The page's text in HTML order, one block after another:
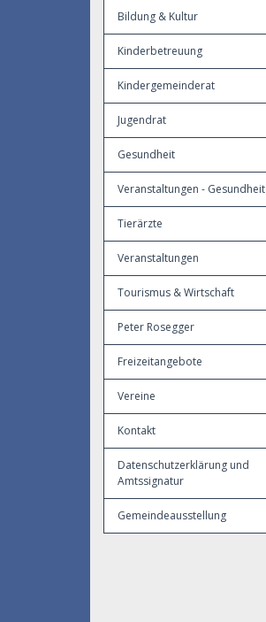
Bildung & Kultur
Kinderbetreuung
Kindergemeinderat
Jugendrat
Gesundheit
Veranstaltungen - Gesundheit
Tierärzte
Veranstaltungen
Tourismus & Wirtschaft
Peter Rosegger
Freizeitangebote
Vereine
Kontakt
Datenschutzerklärung und
Amtssignatur
Gemeindeausstellung